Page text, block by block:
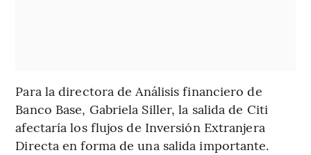
Para la directora de Análisis financiero de
Banco Base, Gabriela Siller, la salida de Citi
afectaría los flujos de Inversión Extranjera
Directa en forma de una salida importante.